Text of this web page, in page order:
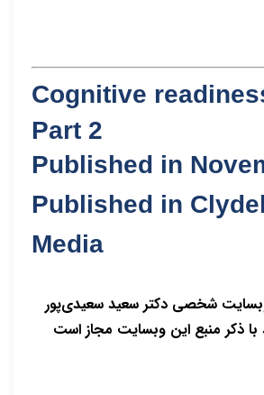
Cognitive
Part 2
Published in
Published in
Media
شخصی دکتر سعید سعیدی‌پور
با ذکر منبع این وبسایت مجاز است